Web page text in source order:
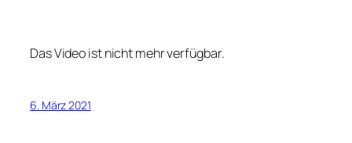
Das Video ist nicht mehr verfügbar.
6. März 2021